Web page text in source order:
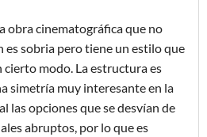
obra cinematográfica que no
es sobria pero tiene un estilo que
cierto modo. La estructura es
simetría muy interesante en la
las opciones que se desvían de
abruptos, por lo que es